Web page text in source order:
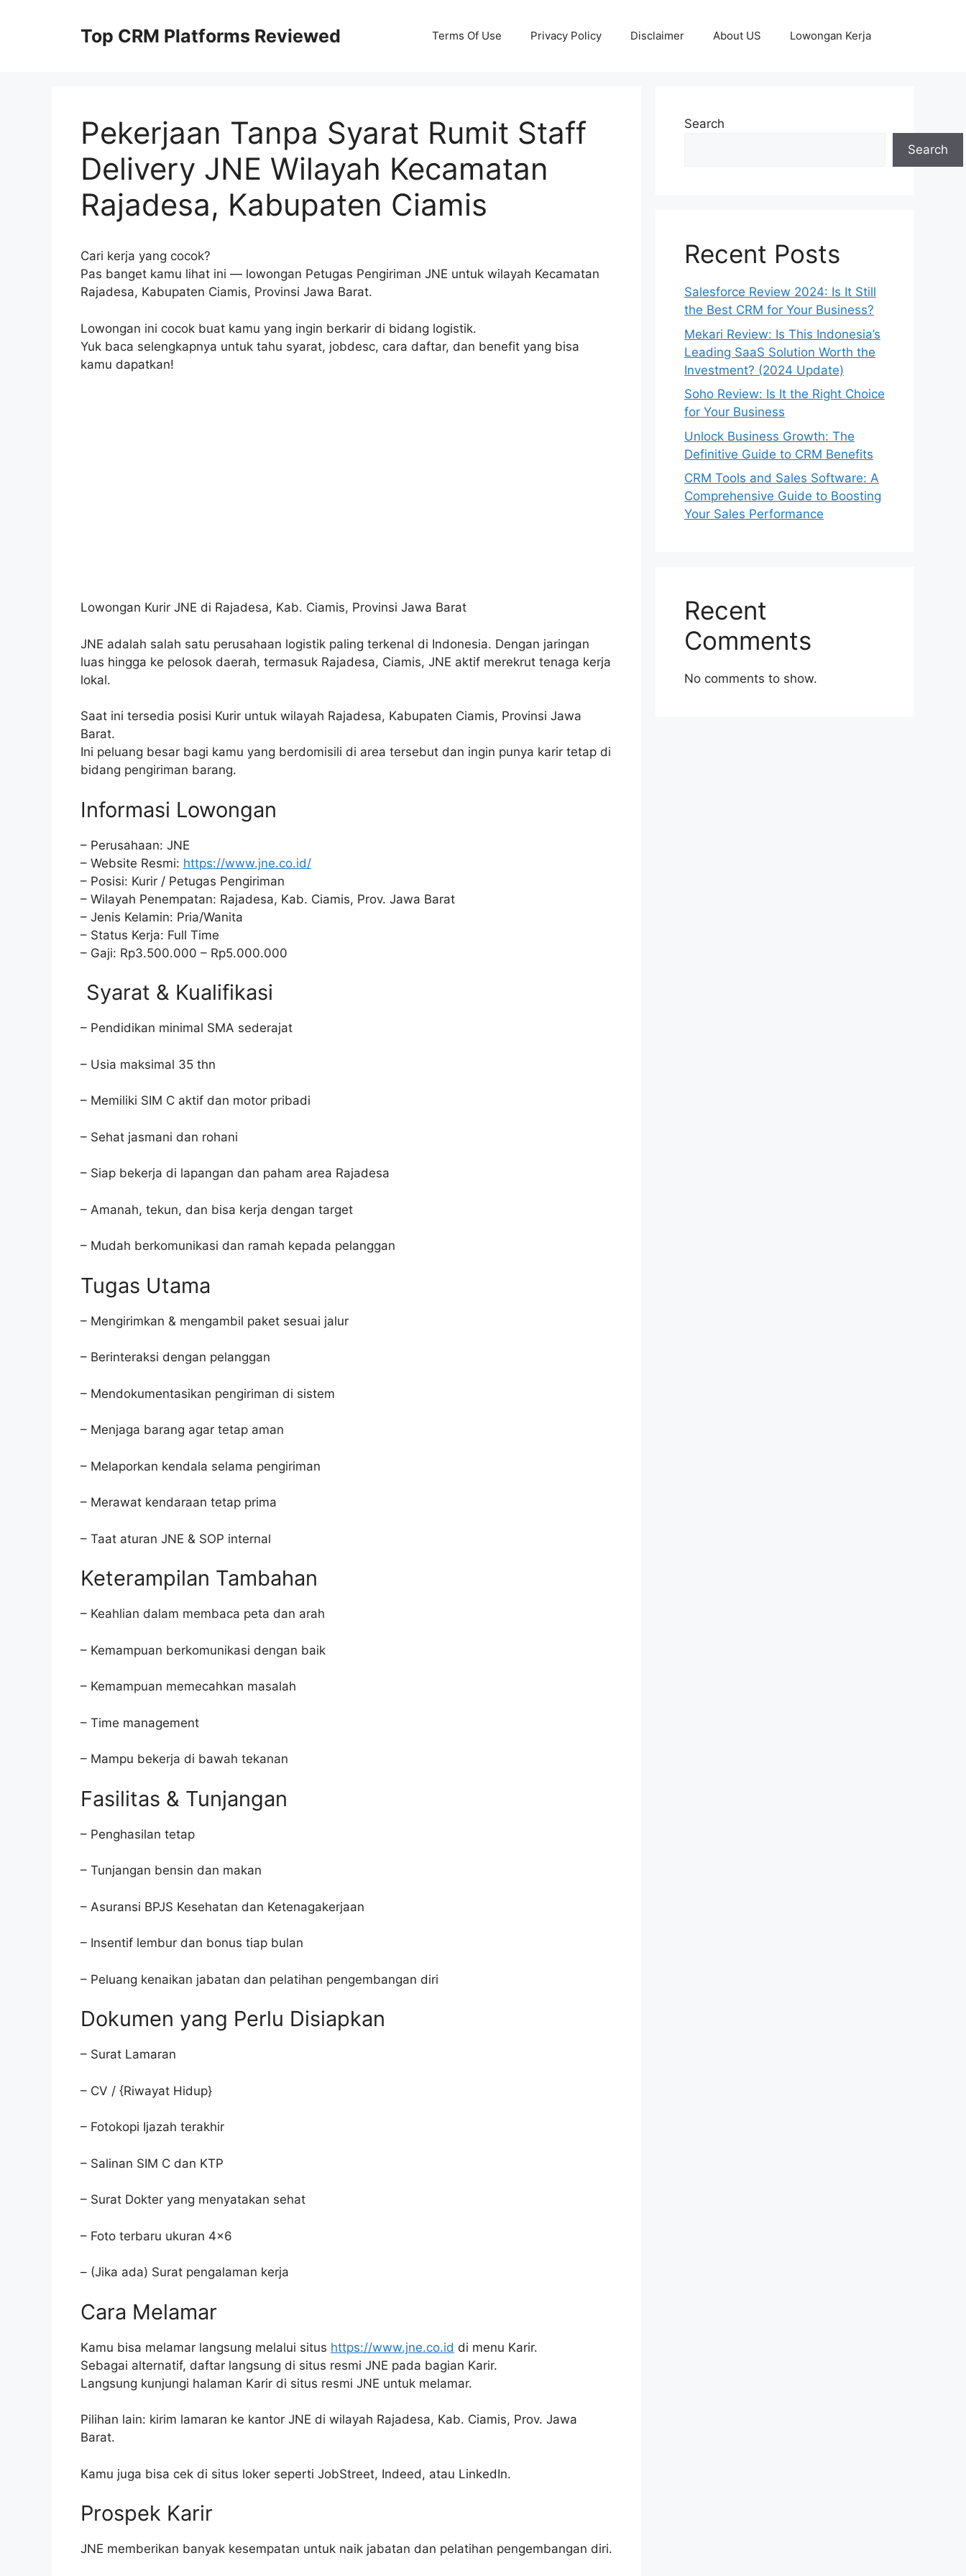
Top CRM Platforms Reviewed Terms Of Use Privacy Policy Disclaimer About US Lowongan Kerja
Pekerjaan Tanpa Syarat Rumit Staff
Delivery JNE Wilayah Kecamatan
Rajadesa, Kabupaten Ciamis
Cari kerja yang cocok?
Pas banget kamu lihat ini — lowongan Petugas Pengiriman JNE untuk wilayah Kecamatan
Rajadesa, Kabupaten Ciamis, Provinsi Jawa Barat.
Lowongan ini cocok buat kamu yang ingin berkarir di bidang logistik.
Yuk baca selengkapnya untuk tahu syarat, jobdesc, cara daftar, dan benefit yang bisa
kamu dapatkan!
Lowongan Kurir JNE di Rajadesa, Kab. Ciamis, Provinsi Jawa Barat
JNE adalah salah satu perusahaan logistik paling terkenal di Indonesia. Dengan jaringan
luas hingga ke pelosok daerah, termasuk Rajadesa, Ciamis, JNE aktif merekrut tenaga kerja
lokal.
Saat ini tersedia posisi Kurir untuk wilayah Rajadesa, Kabupaten Ciamis, Provinsi Jawa
Barat.
Ini peluang besar bagi kamu yang berdomisili di area tersebut dan ingin punya karir tetap di
bidang pengiriman barang.
Informasi Lowongan
– Perusahaan: JNE
– Website Resmi: https://www.jne.co.id/
– Posisi: Kurir / Petugas Pengiriman
– Wilayah Penempatan: Rajadesa, Kab. Ciamis, Prov. Jawa Barat
– Jenis Kelamin: Pria/Wanita
– Status Kerja: Full Time
– Gaji: Rp3.500.000 – Rp5.000.000
Syarat & Kualifikasi
– Pendidikan minimal SMA sederajat
– Usia maksimal 35 thn
– Memiliki SIM C aktif dan motor pribadi
– Sehat jasmani dan rohani
– Siap bekerja di lapangan dan paham area Rajadesa
– Amanah, tekun, dan bisa kerja dengan target
– Mudah berkomunikasi dan ramah kepada pelanggan
Tugas Utama
– Mengirimkan & mengambil paket sesuai jalur
– Berinteraksi dengan pelanggan
– Mendokumentasikan pengiriman di sistem
– Menjaga barang agar tetap aman
– Melaporkan kendala selama pengiriman
– Merawat kendaraan tetap prima
– Taat aturan JNE & SOP internal
Keterampilan Tambahan
– Keahlian dalam membaca peta dan arah
– Kemampuan berkomunikasi dengan baik
– Kemampuan memecahkan masalah
– Time management
– Mampu bekerja di bawah tekanan
Fasilitas & Tunjangan
– Penghasilan tetap
– Tunjangan bensin dan makan
– Asuransi BPJS Kesehatan dan Ketenagakerjaan
– Insentif lembur dan bonus tiap bulan
– Peluang kenaikan jabatan dan pelatihan pengembangan diri
Dokumen yang Perlu Disiapkan
– Surat Lamaran
– CV / {Riwayat Hidup}
– Fotokopi Ijazah terakhir
– Salinan SIM C dan KTP
– Surat Dokter yang menyatakan sehat
– Foto terbaru ukuran 4×6
– (Jika ada) Surat pengalaman kerja
Cara Melamar
Kamu bisa melamar langsung melalui situs https://www.jne.co.id di menu Karir.
Sebagai alternatif, daftar langsung di situs resmi JNE pada bagian Karir.
Langsung kunjungi halaman Karir di situs resmi JNE untuk melamar.
Pilihan lain: kirim lamaran ke kantor JNE di wilayah Rajadesa, Kab. Ciamis, Prov. Jawa
Barat.
Kamu juga bisa cek di situs loker seperti JobStreet, Indeed, atau LinkedIn.
Prospek Karir
JNE memberikan banyak kesempatan untuk naik jabatan dan pelatihan pengembangan diri.
Search
Search
Recent Posts
Salesforce Review 2024: Is It Still
the Best CRM for Your Business?
Mekari Review: Is This Indonesia’s
Leading SaaS Solution Worth the
Investment? (2024 Update)
Soho Review: Is It the Right Choice
for Your Business
Unlock Business Growth: The
Definitive Guide to CRM Benefits
CRM Tools and Sales Software: A
Comprehensive Guide to Boosting
Your Sales Performance
Recent
Comments
No comments to show.